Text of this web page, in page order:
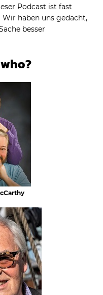
Podcast ist fast
haben uns gedacht,
besser